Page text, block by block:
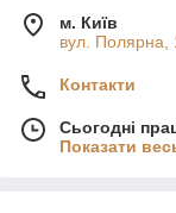
м. Київ
вул. Полярна,
Контакти
Сьогодні
Показати